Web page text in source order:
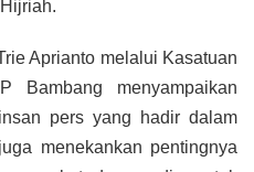
Aprianto melalui Kasatuan
Bambang menyampaikan
pers yang hadir dalam
menekankan pentingnya